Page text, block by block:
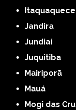
Jandira
Jundiaí
Juquitiba
Mairiporã
Mauá
Mogi das